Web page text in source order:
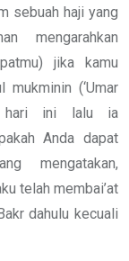
sebuah haji yang
mengarahkan
jika kamu
(‘Umar
ini lalu ia
Anda dapat
mengatakan,
telah membai’at
dahulu kecuali